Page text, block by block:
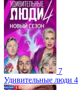
7
Удивительные люди 4